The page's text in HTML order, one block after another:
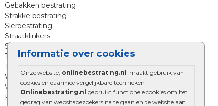
Informatie over cookies
Onze website, onlinebestrating.nl
, maakt gebruik van
cookies en daarmee vergelijkbare technieken.
Onlinebestrating.nl gebruikt functionele cookies om het
gedrag van websitebezoekers na te gaan en de website aan
Gebakken bestrating
Strakke bestrating
Sierbestrating
Straatklinkers
Straatstenen
Trommelstenen
Tuinstenen
Waalformaat
Wildverband bestrating
Kingstones